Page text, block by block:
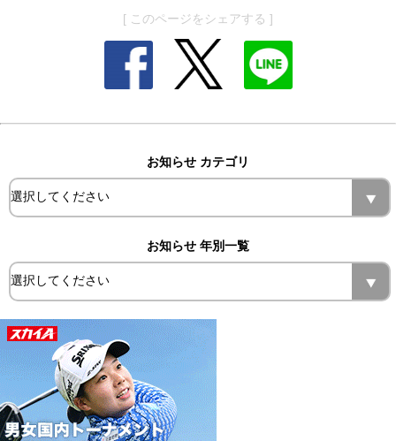
[ このページをシェアする ]
お知らせ カテゴリ
お知らせ 年別一覧